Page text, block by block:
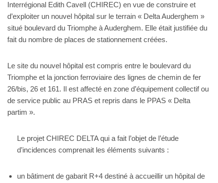
Interrégional Edith Cavell (CHIREC) en vue de construire et
d’exploiter un nouvel hôpital sur le terrain « Delta Auderghem »
situé boulevard du Triomphe à Auderghem. Elle était justifiée du
fait du nombre de places de stationnement créées.
Le site du nouvel hôpital est compris entre le boulevard du
Triomphe et la jonction ferroviaire des lignes de chemin de fer
26/bis, 26 et 161. Il est affecté en zone d’équipement collectif ou
de service public au PRAS et repris dans le PPAS « Delta
partim ».
Le projet CHIREC DELTA qui a fait l’objet de l’étude
d’incidences comprenait les éléments suivants :
un bâtiment de gabarit R+4 destiné à accueillir un hôpital de